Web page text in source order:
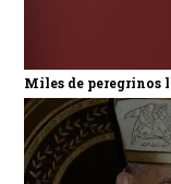
Miles de peregrinos